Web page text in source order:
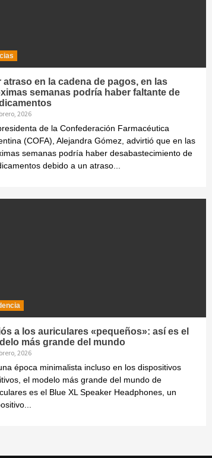
atraso en la cadena de pagos, en las
semanas podría haber faltante de
2026
de la Confederación Farmacéutica
(COFA), Alejandra Gómez, advirtió que en las
semanas podría haber desabastecimiento de
debido a un atraso...
a los auriculares «pequeños»: así es el
más grande del mundo
2026
época minimalista incluso en los dispositivos
el modelo más grande del mundo de
es el Blue XL Speaker Headphones, un